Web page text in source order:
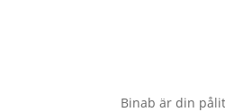
Binab är din